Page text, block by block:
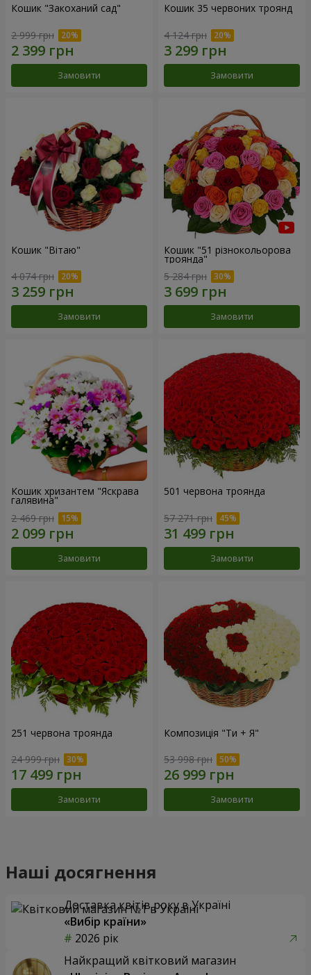
Кошик "Закоханий сад"
2 999 грн
Замовити
Кошик 35 червоних троянд
4 124 грн
Замовити
Кошик "Вітаю"
4 074 грн
Замовити
Кошик "51 різнокольорова
троянда"
5 284 грн
Замовити
Кошик хризантем "Яскрава
галявина"
2 469 грн
Замовити
501 червона троянда
57 271 грн
Замовити
251 червона троянда
24 999 грн
Замовити
Композиція "Ти + Я"
53 998 грн
Замовити
Наші досягнення
Доставка квітів року в Україні
«Вибір країни»
2026 рік
Найкращий квітковий магазин